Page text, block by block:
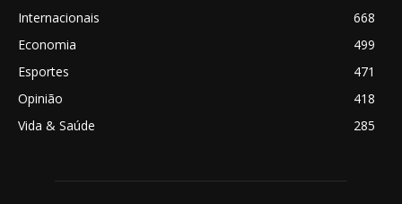
Internacionais
668
Economia
499
Esportes
471
Opinião
418
Vida & Saúde
285